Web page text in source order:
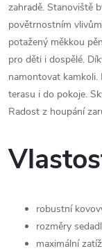
zahradě. Stanoviště
povětrnostním
potažený měkkou
pro děti i dospělé.
namontovat kamkoli.
terasu i do pokoje.
Radost z houpání
robustní
rozměry
maximální